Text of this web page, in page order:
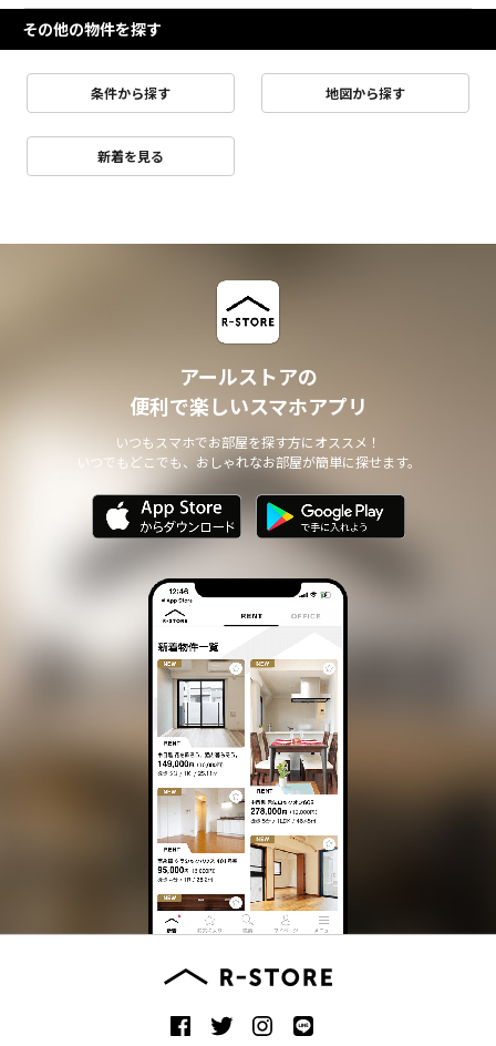
その他の物件を探す
条件から探す 地図から探す
新着を見る
アールストアの
便利で楽しいスマホアプリ
いつもスマホでお部屋を探す方にオススメ！
いつでもどこでも、おしゃれなお部屋が簡単に探せます。